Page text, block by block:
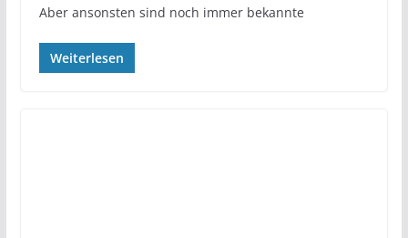
Aber ansonsten sind noch immer bekannte
Weiterlesen